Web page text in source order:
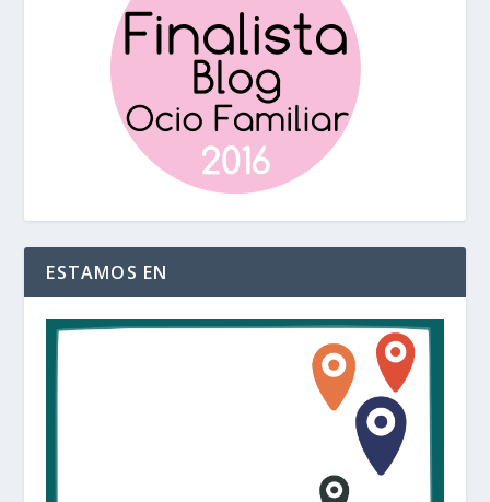
ESTAMOS EN